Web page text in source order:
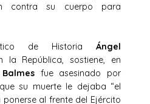
contra su cuerpo para
de Historia Ángel
la República, sostiene, en
Balmes fue asesinado por
su muerte le dejaba “el
al frente del Ejército